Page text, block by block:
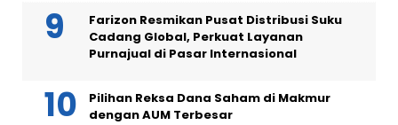
Farizon Resmikan Pusat Distribusi Suku
Cadang Global, Perkuat Layanan
Purnajual di Pasar Internasional
Pilihan Reksa Dana Saham di Makmur
dengan AUM Terbesar